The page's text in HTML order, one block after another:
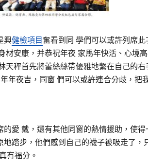
興健檢項目奮看到同 學們可以或許列席
安康，并恭祝年夜 家馬年快活、心境
秤首先將蕾絲絲帶優雅地繫在自己的
年夜吉，同窗 們可以或許連合分歧，把
愛 戴，還有其他同窗的熱情援助，使
踏步，他們感到自己的襪子被吸走了，
有福分。